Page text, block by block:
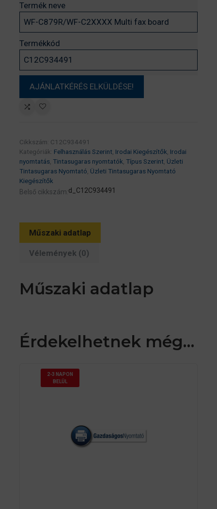
Termék neve
Termékkód
Cikkszám: C12C934491
Kategóriák: Felhasználás Szerint, Irodai Kiegészítők, Irodai
nyomtatás, Tintasugaras nyomtatók, Típus Szerint, Üzleti
Tintasugaras Nyomtató, Üzleti Tintasugaras Nyomtató
Kiegészítők
Belső cikkszám:d_C12C934491
Műszaki adatlap
Vélemények (0)
Műszaki adatlap
Érdekelhetnek még…
2-3 NAPON
BELÜL